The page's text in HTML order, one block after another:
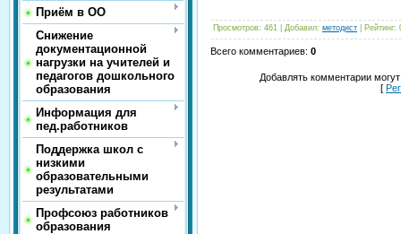
Приём в ОО
Снижение
документационной
нагрузки на учителей и
педагогов дошкольного
образования
Информация для
пед.работников
Поддержка школ с
низкими
образовательными
результатами
Профсоюз работников
образования
Просмотров: 461 Добавил: методист Рейтинг:
Всего комментариев: 0
Добавлять комментарии
[